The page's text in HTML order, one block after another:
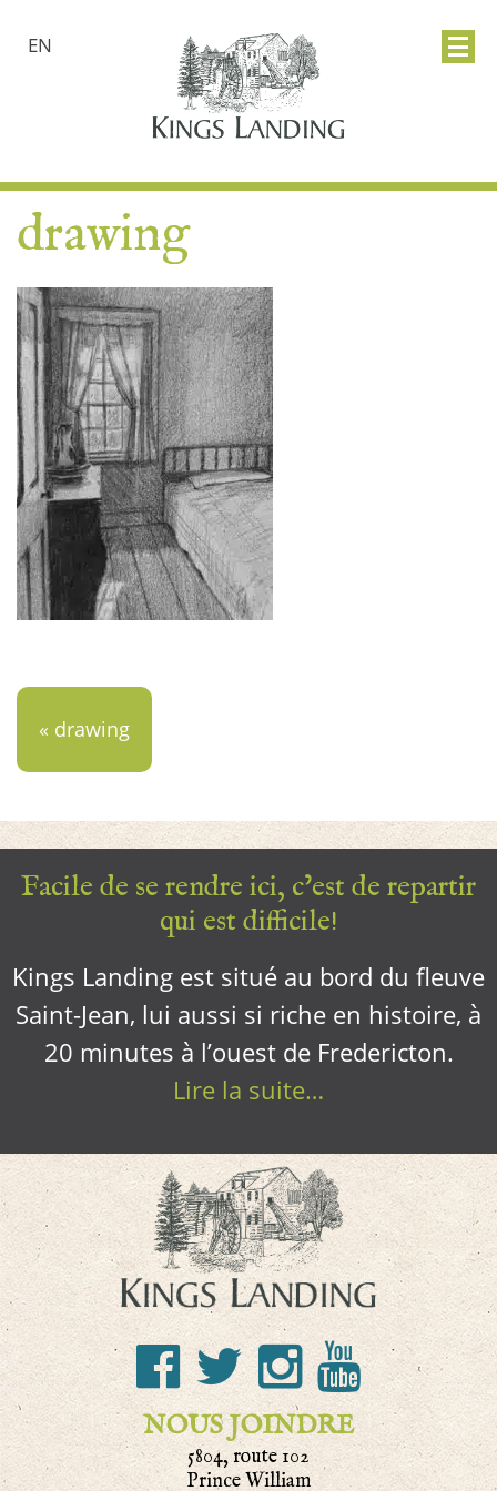
EN
drawing
« drawing
Facile de se rendre ici, c’est de repartir
qui est difficile!
Kings Landing est situé au bord du fleuve
Saint-Jean, lui aussi si riche en histoire, à
20 minutes à l’ouest de Fredericton.
Lire la suite…
NOUS JOINDRE
5804, route 102
Prince William